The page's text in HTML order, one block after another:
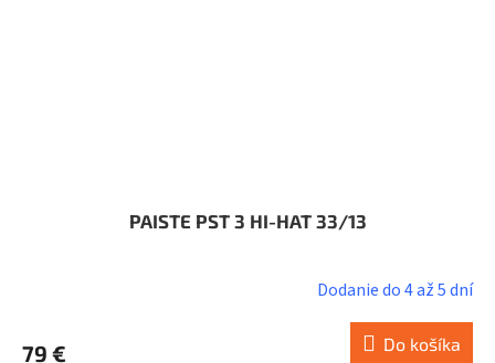
PAISTE PST 3 HI-HAT 33/13
Dodanie do 4 až 5 dní
79 € Do košíka